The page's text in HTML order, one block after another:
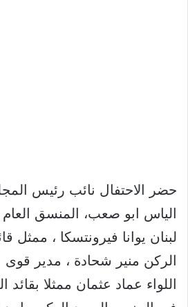
حضر الاحتفال نائب رئيس
الياس ابو صعب، المنسق
لبنان يوانا فيرونتسكا ، ممثل
الركن منير شحادة ، مدير قوى
اللواء عماد عثمان ممثلا بقائد